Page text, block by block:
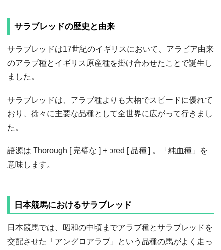
サラブレッドの歴史と由来
サラブレッドは17世紀のイギリスにおいて、アラビア由来
のアラブ種とイギリス原産種を掛け合わせたことで誕生し
ました。
サラブレッドは、アラブ種よりも大柄でスピードに優れて
おり、徐々に主要な品種として全世界に広がって行きまし
た。
語源は Thorough [ 完璧な ] + bred [ 品種 ] 。「純血種」を
意味します。
日本競馬におけるサラブレッド
日本競馬では、昭和の中頃までアラブ種とサラブレッドを
交配させた「アングロアラブ」という品種の馬がよく走っ